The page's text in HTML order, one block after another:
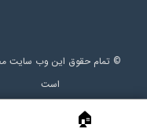
© تمام حقوق این وب سایت
است